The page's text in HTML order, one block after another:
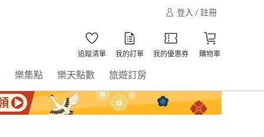
登入 / 註冊
追蹤清單 我的訂單 我的優惠券 購物車
樂集點 樂天點數 旅遊訂房